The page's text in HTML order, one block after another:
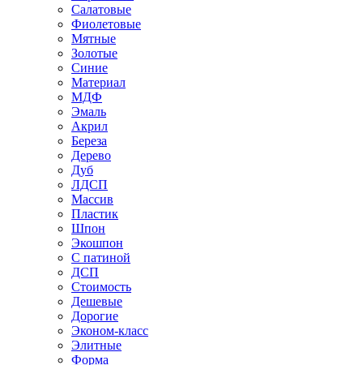
Салатовые
Фиолетовые
Мятные
Золотые
Синие
Материал
МДФ
Эмаль
Акрил
Береза
Дерево
Дуб
ЛДСП
Массив
Пластик
Шпон
Экошпон
С патиной
ДСП
Стоимость
Дешевые
Дорогие
Эконом-класс
Элитные
Форма